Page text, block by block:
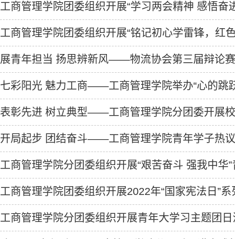
工商管理学院团委组织开展“学习两会精神 感悟奋
工商管理学院团委组织开展“铭记初心学雷锋，红
展青年担当 扬思辨新风——物流协会第三届辩论
七彩阳光 魅力工商——工商管理学院举办“心的跳
表彰先进 树立典型——工商管理学院分团委开展校
开局起步 团结奋斗​——工商管理学院青年学子热
工商管理学院分团委组织开展“艰苦奋斗 强我中华
工商管理学院团委组织开展2022年“国家宪法日”
工商管理学院分团委组织开展青年大学习主题团日